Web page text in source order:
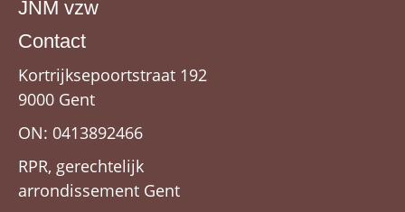
JNM vzw
Contact
Kortrijksepoortstraat 192
9000 Gent
ON: 0413892466
RPR, gerechtelijk
arrondissement Gent